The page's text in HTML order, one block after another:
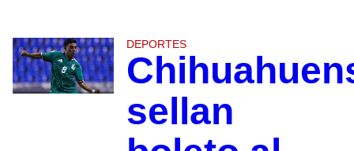
DEPORTES
sellan